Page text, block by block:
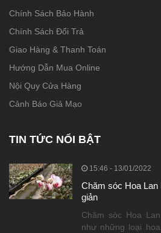
Chính Sách Bảo Hành
Chính Sách Đổi Trả
Giao Hàng & Thanh Toán
Hướng Dẫn Mua Online
Nội Quy Cửa Hàng
Cảnh Báo Giả Mạo
TIN TỨC NỔI BẬT
15:46 - 13/01/2022
Chăm sóc Hoa
giản
Chăm sóc Hoa
như những loại